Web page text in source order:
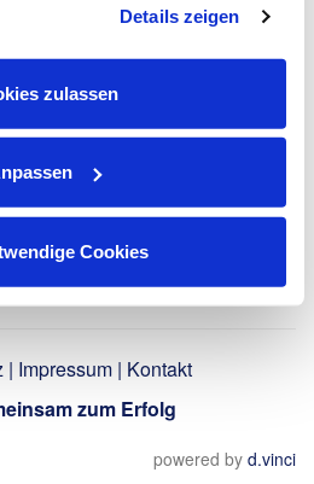
in den USA ein. Alle weiteren
finden Sie in unseren
.
Details zeigen
zulassen
Cookies
| Impressum| Kontakt
zum Erfolg
powered by d.vinci